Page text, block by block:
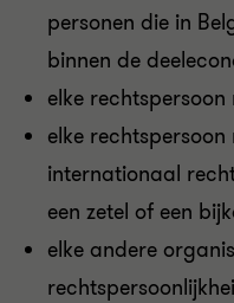
personen die in
binnen de
elke
elke
internationaal
een zetel of een
elke andere